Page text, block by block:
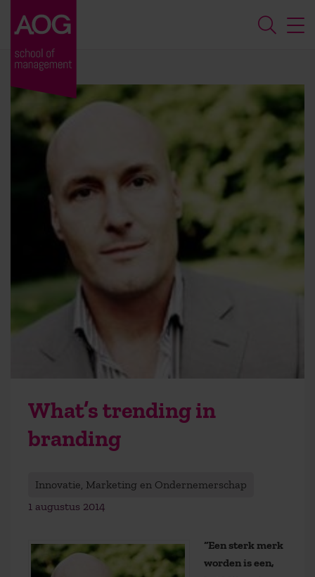
What’s trending in
branding
Innovatie, Marketing en Ondernemerschap
1 augustus 2014
“Een sterk merk
worden is een,